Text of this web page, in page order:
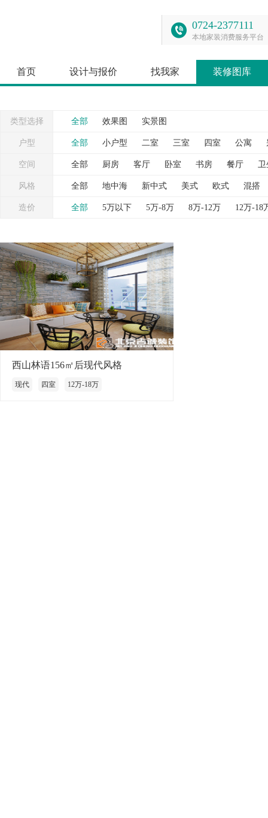
0724-2377111
本地家装消费服务平台
首页 设计与报价 找我家 装修图库
类型选择 全部 效果图 实景图
户型 全部 小户型 二室 三室 四室 公寓
空间 全部 厨房 客厅 卧室 书房 餐厅 卫
台 灯具 照片墙 窗帘 背景墙 衣帽间
风格 全部 地中海 新中式 美式 欧式 混搭
造价 全部 5万以下 5万-8万 8万-12万 12万-18
西山林语156㎡后现代风格
现代 四室 12万-18万